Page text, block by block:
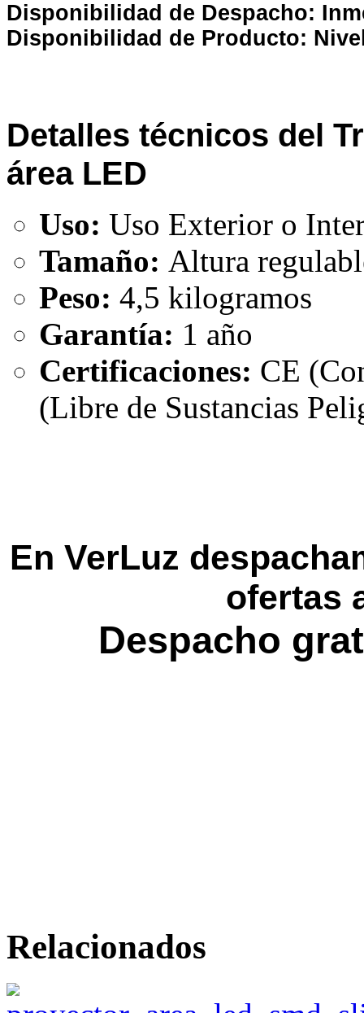
Disponibilidad de Despacho:
Disponibilidad de Producto:
Detalles técnicos del
área LED
Uso: Uso Exterior o
Tamaño: Altura
Peso: 4,5 kilogramos
Garantía: 1 año
Certificaciones: CE
(Libre de Sustancias
En VerLuz
ofertas
Despacho
Relacionados